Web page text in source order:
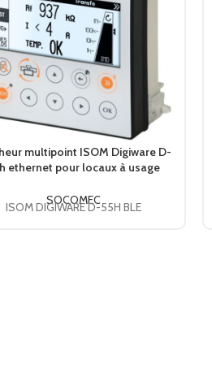
multipoint ISOM Digiware D-
ethernet pour locaux à usage
SOCOMEC
ISOM DIGIWARE D-55H BLE